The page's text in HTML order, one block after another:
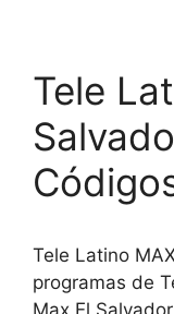
Tele
Tele Latino
programas de
Max El